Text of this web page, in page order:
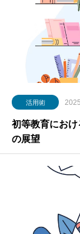
活用術
初等教育にお
の展望